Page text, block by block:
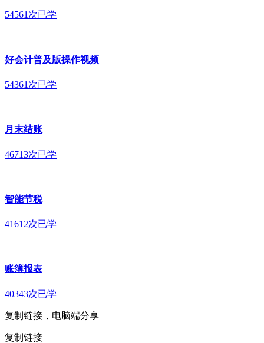
54561次已学
好会计普及版操作视频
54361次已学
月末结账
46713次已学
智能节税
41612次已学
账簿报表
40343次已学
复制链接，电脑端分享
复制链接